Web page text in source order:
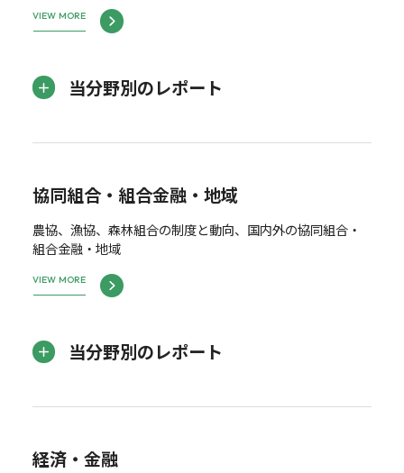
VIEW MORE
当分野別のレポート
協同組合・組合金融・地域
農協、漁協、森林組合の制度と動向、国内外の協同組合・
組合金融・地域
VIEW MORE
当分野別のレポート
経済・金融